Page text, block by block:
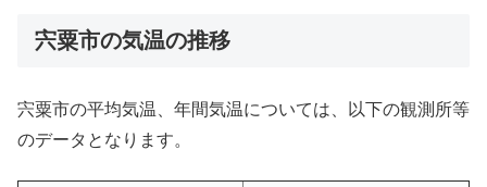
宍粟市の気温の推移
宍粟市の平均気温、年間気温については、以下の観測所等
のデータとなります。